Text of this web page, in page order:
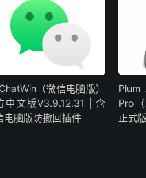
（微信电脑版）
中文版V3.9.12.31 | 含
电脑版防撤回插件
Plum
Pro
正式